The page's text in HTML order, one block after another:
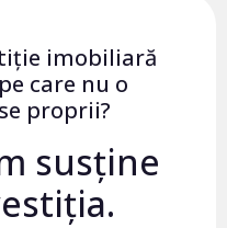
imobiliară
care nu o
proprii?
susține